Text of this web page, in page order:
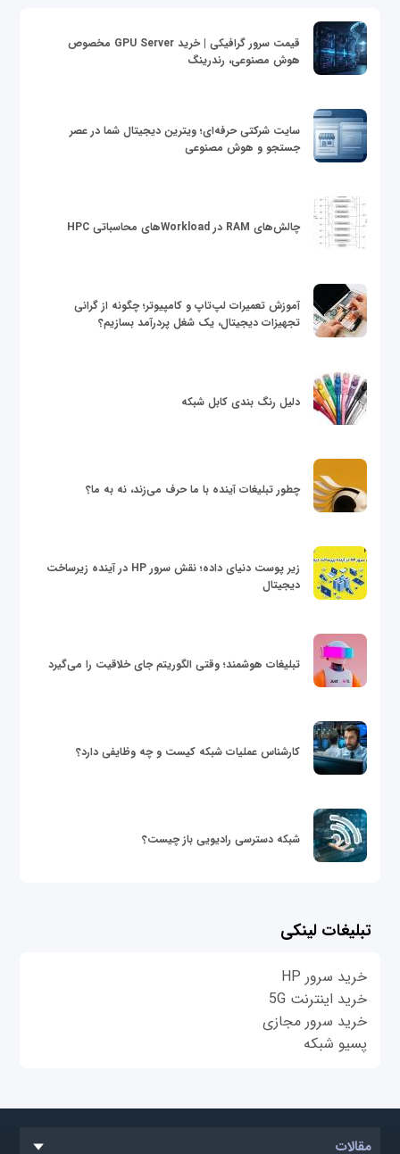
قیمت سرور گرافیکی | خرید GPU Server مخصوص
هوش مصنوعی، رندرینگ
سایت شرکتی حرفه‌ای؛ ویترین دیجیتال شما در عصر
جستجو و هوش مصنوعی
چالش‌های RAM در Workloadهای محاسباتی HPC
آموزش تعمیرات لپ‌تاپ و کامپیوتر؛ چگونه از گرانی
تجهیزات دیجیتال، یک شغل پردرآمد بسازیم؟
دلیل رنگ بندی کابل شبکه
چطور تبلیغات آینده با ما حرف می‌زند، نه به ما؟
زیر پوست دنیای داده؛ نقش سرور HP در آینده زیرساخت
دیجیتال
تبلیغات هوشمند؛ وقتی الگوریتم جای خلاقیت را می‌گیرد
کارشناس عملیات شبکه کیست و چه وظایفی دارد؟
شبکه دسترسی رادیویی باز چیست؟
تبلیغات لینکی
خرید سرور HP
خرید اینترنت 5G
خرید سرور مجازی
پسیو شبکه
مقالات